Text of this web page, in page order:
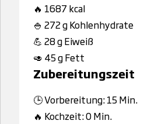
🔥 1687 kcal
🍚 272 g Kohlenhydrate
💪 28 g Eiweiß
🥑 45 g Fett
Zubereitungszeit
🕒 Vorbereitung: 15 Min.
🔥 Kochzeit: 0 Min.